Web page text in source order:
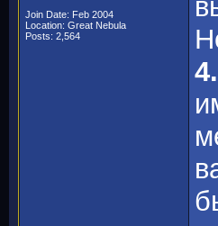
Join Date: Feb 2004
Location: Great Nebula
Posts: 2,564
4.